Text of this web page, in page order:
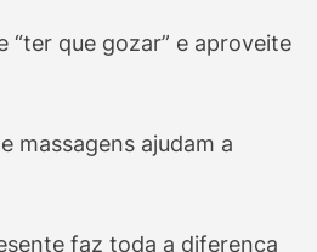
“ter que gozar” e aproveite
massagens ajudam a
faz toda a diferença